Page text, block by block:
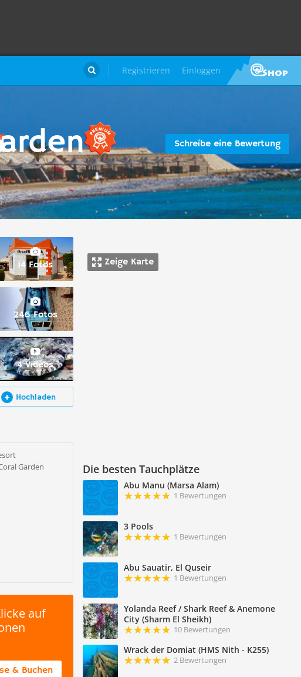
Registrieren Einloggen

Schreibe eine Bewertung
Zeige Karte
Die besten Tauchplätze
Abu Manu (Marsa Alam)
1 Bewertungen
3 Pools
1 Bewertungen
Abu Sauatir, El Quseir
1 Bewertungen
Yolanda Reef / Shark Reef & Anemone
City (Sharm El Sheikh)
10 Bewertungen
Wrack der Domiat (HMS Nith - K255)
2 Bewertungen
14 Fotos
246 Fotos
4 Videos
Hochladen
Garden
auf
& Buchen